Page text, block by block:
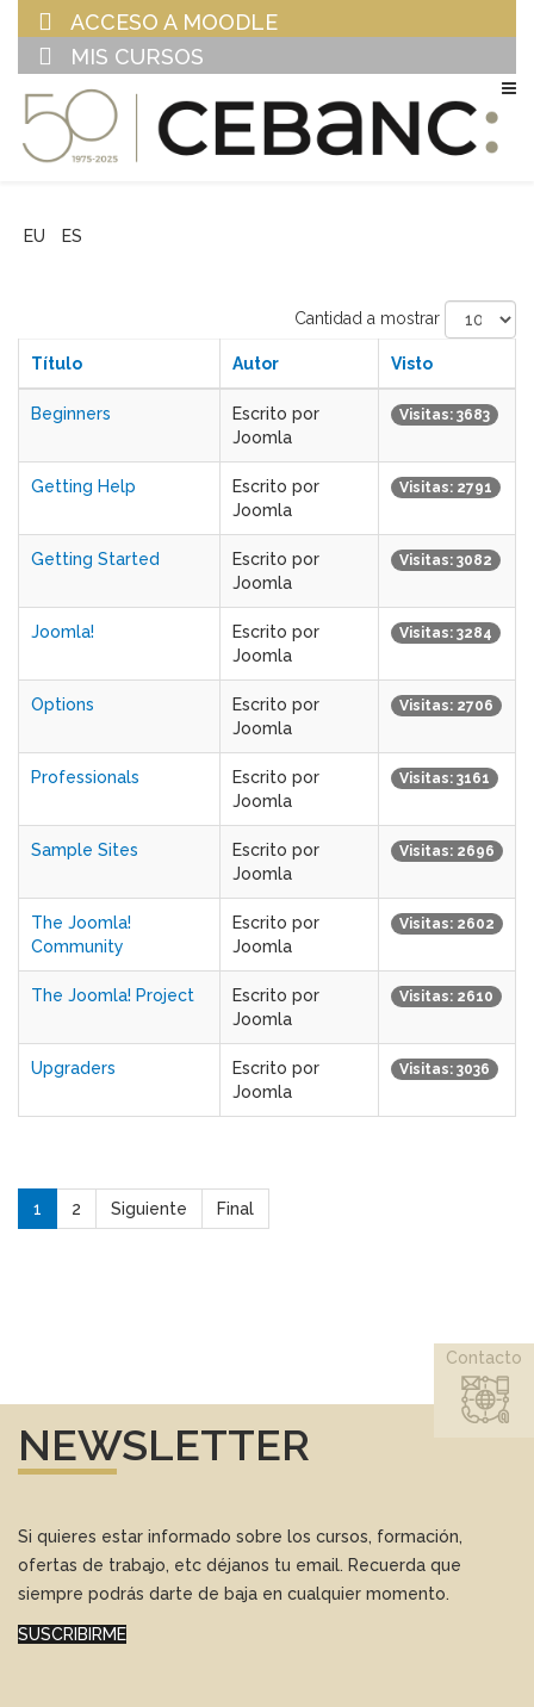
ACCESO A MOODLE
MIS CURSOS
EU ES
Cantidad a mostrar
Título Autor Visto
Beginners
Escrito por
Joomla
Visitas: 3683
Getting Help
Escrito por
Joomla
Visitas: 2791
Getting Started
Escrito por
Joomla
Visitas: 3082
Joomla!
Escrito por
Joomla
Visitas: 3284
Options
Escrito por
Joomla
Visitas: 2706
Professionals
Escrito por
Joomla
Visitas: 3161
Sample Sites
Escrito por
Joomla
Visitas: 2696
The Joomla!
Community
Escrito por
Joomla
Visitas: 2602
The Joomla! Project
Escrito por
Joomla
Visitas: 2610
Upgraders
Escrito por
Joomla
Visitas: 3036
1 2 Siguiente Final
NEWSLETTER
Si quieres estar informado sobre los cursos, formación,
ofertas de trabajo, etc déjanos tu email. Recuerda que
siempre podrás darte de baja en cualquier momento.
SUSCRIBIRME
Contacto